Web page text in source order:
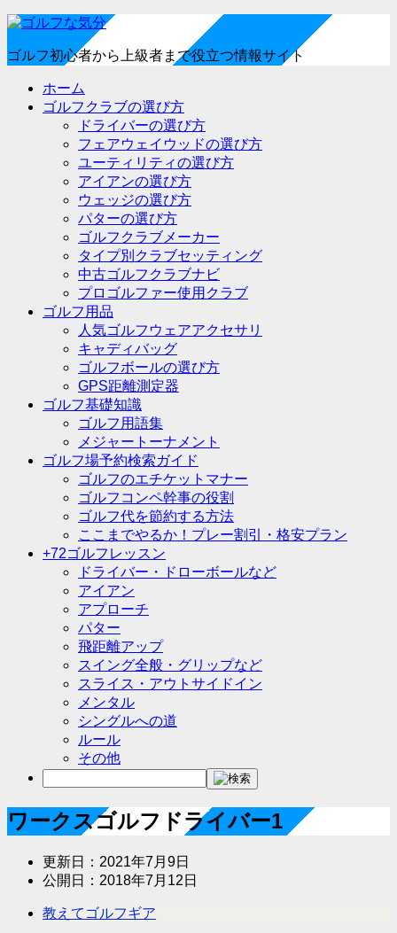
ゴルフ初心者から上級者まで役立つ情報サイト
ホーム
ゴルフクラブの選び方
ドライバーの選び方
フェアウェイウッドの選び方
ユーティリティの選び方
アイアンの選び方
ウェッジの選び方
パターの選び方
ゴルフクラブメーカー
タイプ別クラブセッティング
中古ゴルフクラブナビ
プロゴルファー使用クラブ
ゴルフ用品
人気ゴルフウェアアクセサリ
キャディバッグ
ゴルフボールの選び方
GPS距離測定器
ゴルフ基礎知識
ゴルフ用語集
メジャートーナメント
ゴルフ場予約検索ガイド
ゴルフのエチケットマナー
ゴルフコンペ幹事の役割
ゴルフ代を節約する方法
ここまでやるか！プレー割引・格安プラン
+72ゴルフレッスン
ドライバー・ドローボールなど
アイアン
アプローチ
パター
飛距離アップ
スイング全般・グリップなど
スライス・アウトサイドイン
メンタル
シングルへの道
ルール
その他
ワークスゴルフドライバー1
更新日： 2021年7月9日
公開日： 2018年7月12日
教えてゴルフギア